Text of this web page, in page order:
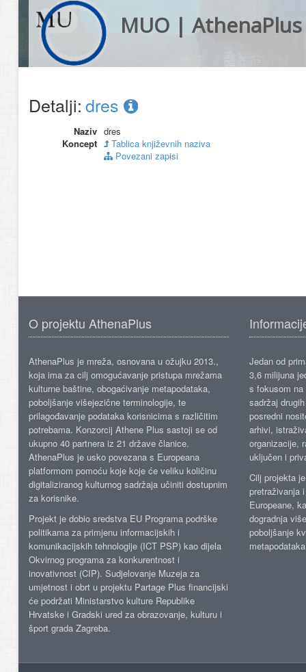
MUO | AthenaPlus
Detalji:dres
Naziv dres
Koncept
Tablica književnih naziva
Povezani zapisi
O projektu AthenaPlus
AthenaPlus je mreža, osnovana u ožujku 2013.,
koja ima za cilj omogućavanje pristupa mrežama
kulturne baštine, obogaćivanje metapodataka,
poboljšanje višejezične terminologije, te
prilagođavanje podataka korisnicima s različitim
potrebama. Konzorcij Athene Plus sastoji se od
ukupno 40 partnera iz 21 države članice.
AthenaPlus je usko povezana s Europeana
platformom pomoću koje koje će veliku količinu
digitaliziranog kulturnog sadržaja učiniti dostupnim
za korisnike.
Projekt je dobio sredstva EU Programa podrške
politikama za primjenu informacijskih i
komunikacijskih tehnologije (ICT PSP) kao dijela
Okvirnog programa za konkurentnost i
inovativnost (CIP). Sudjelovanje Muzeja za
umjetnost i obrt u projektu Partage Plus financijski
će podržati Ministarstvo kulture Republike
Hrvatske i Gradski ured za obrazovanje, kulturu i
šport grada Zagreba.
Jedan od
3,6 milijuna
s fokusom
sadržaj
posredni
arhivi,
organizacije,
uključen i
Cilj projekta
pretraživanja
Europeane,
dogradnja
poboljšanje